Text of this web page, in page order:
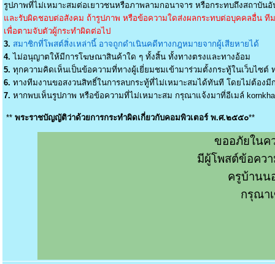
รูปภาพที่ไม่เหมาะสมต่อเยาวชนหรือภาพลามกอนาจาร หรือกระทบถึงสถาบันอั
และรับผิดชอบต่อสังคม ถ้ารูปภาพ หรือข้อความใดส่งผลกระทบต่อบุคคลอื่น ที
เพื่อตามจับตัวผู้กระทำผิดต่อไป
3. สมาชิกที่โพสต์สิ่งเหล่านี้ อาจถูกดำเนินคดีทางกฎหมายจากผู้เสียหายได้
4. ไม่อนุญาตให้มีการโฆษณาสินค้าใด ๆ ทั้งสิ้น ทั้งทางตรงและทางอ้อม
5. ทุกความคิดเห็นเป็นข้อความที่ทางผู้เยี่ยมชมเข้ามาร่วมตั้งกระทู้ในเว็บไซต์
6. ทางทีมงานขอสงวนสิทธิ์ในการลบกระทู้ที่ไม่เหมาะสมได้ทันที โดยไม่ต้อง
7. หากพบเห็นรูปภาพ หรือข้อความที่ไม่เหมาะสม กรุณาแจ้งมาที่อีเมล์
** พระราชบัญญัติว่าด้วยการกระทำผิดเกี่ยวกับคอมพิวเตอร์ พ.ศ.๒๕๕๐**
ขออภัยในค
มีผู้โพสต์ข้อคว
ครูบ้านน
กรุณา